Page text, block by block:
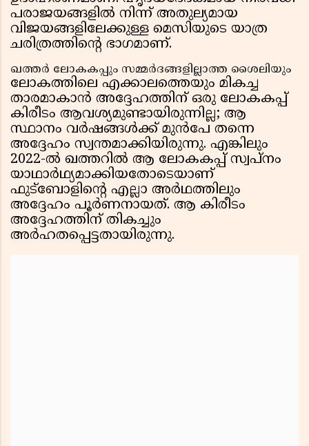
പരാജയങ്ങളിൽ നിന്ന് അതുല്യമായ
വിജയങ്ങളിലേക്കുള്ള മെസിയുടെ യാത്ര
ചരിത്രത്തിൻ്റെ ഭാഗമാണ്.
ഖത്തർ ലോകകപ്പും സമ്മർദങ്ങളില്ലാത്ത ശൈലിയും
ലോകത്തിലെ എക്കാലത്തെയും മികച്ച
താരമാകാൻ അദ്ദേഹത്തിന് ഒരു ലോകകപ്പ്
കിരീടം ആവശ്യമുണ്ടായിരുന്നില്ല; ആ
സ്ഥാനം വർഷങ്ങൾക്ക് മുൻപേ തന്നെ
അദ്ദേഹം സ്വന്തമാക്കിയിരുന്നു. എങ്കിലും
2022-ൽ ഖത്തറിൽ ആ ലോകകപ്പ് സ്വപ്നം
യാഥാർഥ്യമാക്കിയതോടെയാണ്
ഫുട്ബോളിൻ്റെ എല്ലാ അർഥത്തിലും
അദ്ദേഹം പൂർണനായത്. ആ കിരീടം
അദ്ദേഹത്തിന് തികച്ചും
അർഹതപ്പെട്ടതായിരുന്നു.